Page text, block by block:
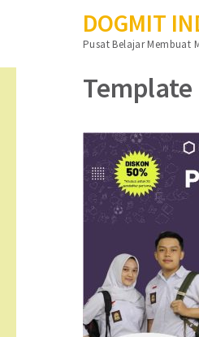
konten
DOGMIT
Pusat Belajar Membuat
Template